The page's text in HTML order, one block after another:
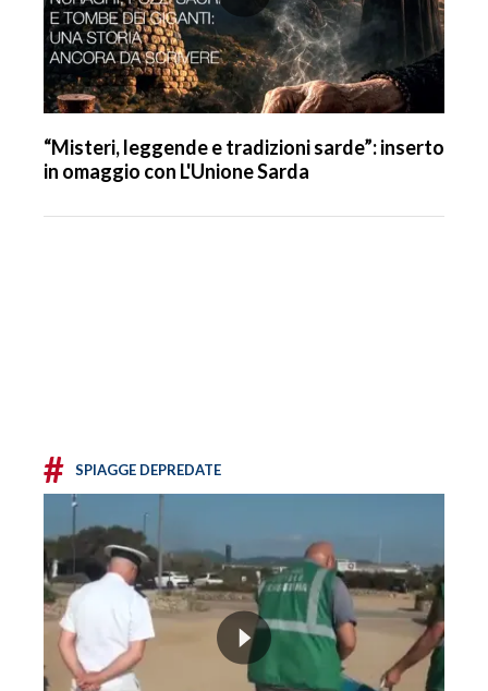
“Misteri, leggende e tradizioni sarde”: inserto
in omaggio con L'Unione Sarda
# SPIAGGE DEPREDATE